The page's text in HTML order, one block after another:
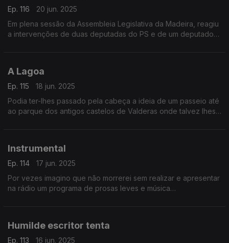
Ep. 116
20 jun. 2025
Em plena sessão da Assembleia Legislativa da Madeira, reagiu
a intervenções de duas deputadas do PS e de um deputado
A Lagoa
Ep. 115
18 jun. 2025
Podia ter-lhes passado pela cabeça a ideia de um passeio até
ao parque dos antigos castelos de Valderas onde talvez lhes
Instrumental
Ep. 114
17 jun. 2025
Por vezes imagino que não morrerei sem realizar e apresentar
na rádio um programa de prosas leves e música
Humilde escritor tenta
Ep. 113
16 jun. 2025